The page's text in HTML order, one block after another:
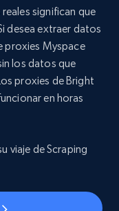
significan que
desea extraer datos
proxies Myspace
los datos que
proxies de Bright
en horas
viaje de Scraping